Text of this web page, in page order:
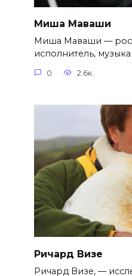
Миша Маваши
Миша Маваши —
исполнитель,
0 2.6к.
Ричард Визе
Ричард Визе, —